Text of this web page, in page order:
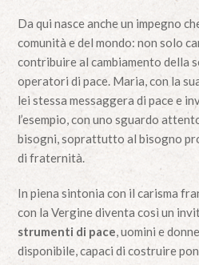
Da qui nasce anche un impegno
comunità e del mondo: non solo
contribuire al cambiamento della
operatori di pace. Maria, con la
lei stessa messaggera di pace e
l’esempio, con uno sguardo
bisogni, soprattutto al bisogno
di fraternità.
In piena sintonia con il carisma
con la Vergine diventa così un
strumenti di pace , uomini e
disponibile, capaci di costruire